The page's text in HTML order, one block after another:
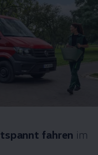
fahren im